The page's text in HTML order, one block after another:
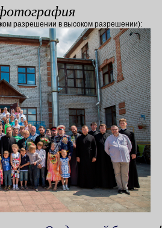
разрешении в высоком разрешении):